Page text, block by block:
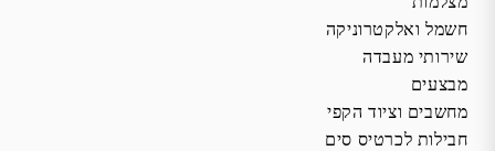
חשמל ואלקטרוניקה
שירותי מעבדה
מבצעים
מחשבים וציוד הקפי
חבילות לכרטיס סים